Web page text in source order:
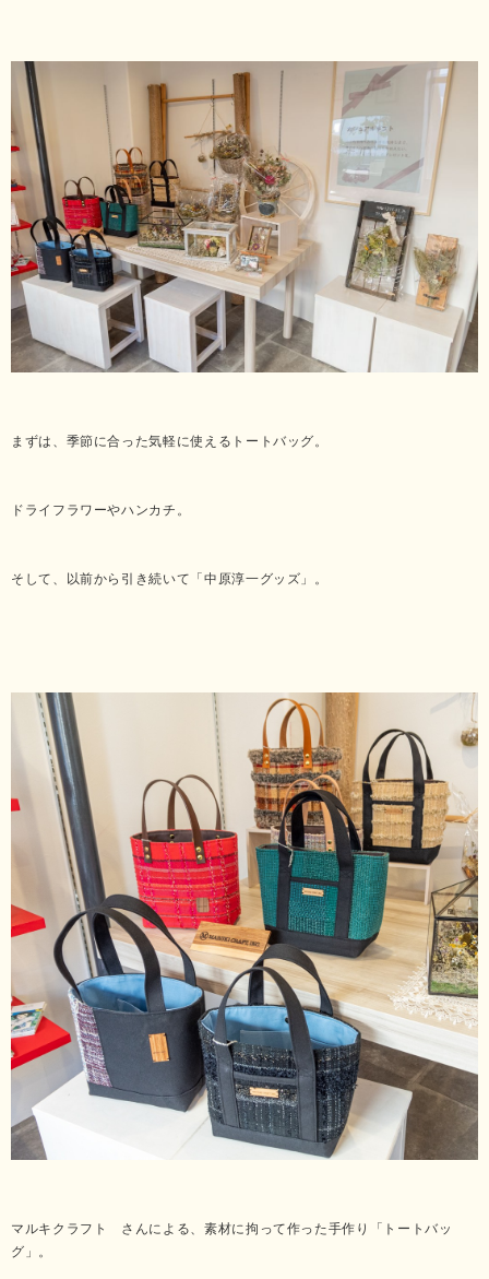
まずは、季節に合った気軽に使えるトートバッグ。
ドライフラワーやハンカチ。
そして、以前から引き続いて「中原淳一グッズ」。
マルキクラフト さんによる、素材に拘って作った手作り「トートバッ
グ」。